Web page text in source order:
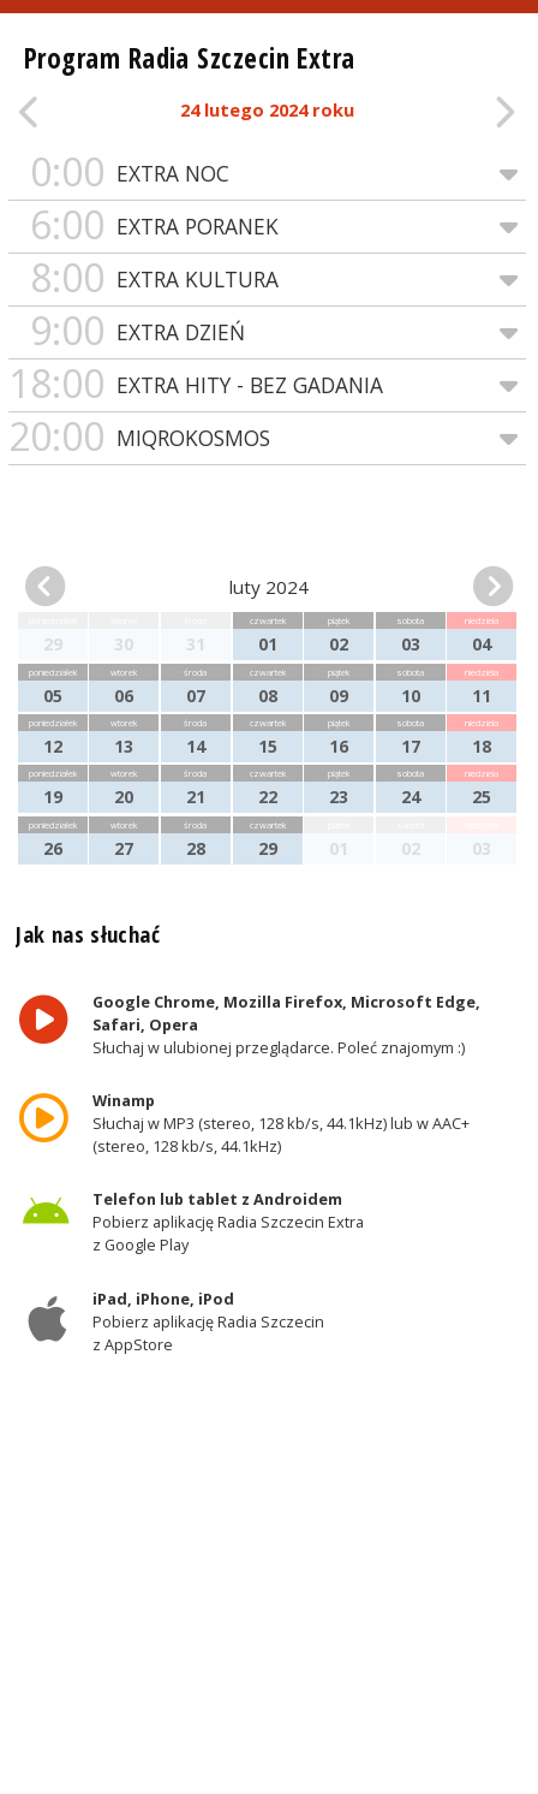
Program Radia Szczecin Extra
24 lutego 2024 roku
0:00 EXTRA NOC
6:00 EXTRA PORANEK
8:00 EXTRA KULTURA
9:00 EXTRA DZIEŃ
18:00 EXTRA HITY - BEZ GADANIA
20:00 MIQROKOSMOS
luty 2024
29 30 31
czwartek
01
piątek
02
sobota
03
niedziela
04
poniedziałek
05
wtorek
06
środa
07
czwartek
08
piątek
09
sobota
10
niedziela
11
poniedziałek
12
wtorek
13
środa
14
czwartek
15
piątek
16
sobota
17
niedziela
18
poniedziałek
19
wtorek
20
środa
21
czwartek
22
piątek
23
sobota
24
niedziela
25
poniedziałek
26
wtorek
27
środa
28
czwartek
29 01 02 03
Jak nas słuchać
Google Chrome, Mozilla Firefox, Microsoft Edge,
Safari, Opera
Słuchaj w ulubionej przeglądarce. Poleć znajomym :)
Winamp
Słuchaj w MP3 (stereo, 128 kb/s, 44.1kHz) lub w AAC+
(stereo, 128 kb/s, 44.1kHz)
Telefon lub tablet z Androidem
Pobierz aplikację Radia Szczecin Extra
z Google Play
iPad, iPhone, iPod
Pobierz aplikację Radia Szczecin
z AppStore